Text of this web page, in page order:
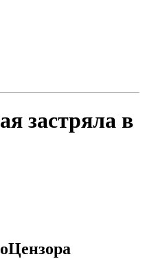
застряла в